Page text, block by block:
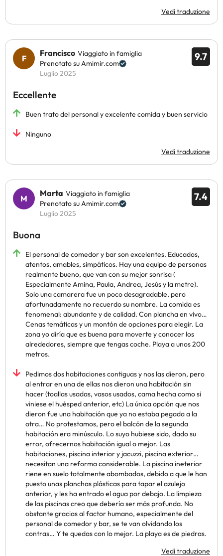
Vedi traduzione
9.7
Francisco Viaggiato in famiglia
Prenotato su Amimir.com
Luglio 2025
Eccellente
Buen trato del personal y excelente comida y buen servicio
Ninguno
Vedi traduzione
7.4
Marta Viaggiato in famiglia
Prenotato su Amimir.com
Luglio 2025
Buona
El personal de comedor y bar son excelentes. Educados,
atentos, amables, simpáticos. Hay una equipo de personas
realmente bueno, que van con su mejor sonrisa (
Especialmente Amina, Paula, Andrea, Jesús y la metre).
Solo una camarera fue un poco desagradable, pero
afortunadamente no recuerdo su nombre. La comida es
fenomenal: abundante y de calidad. Con plancha en vivo…
Cenas temáticas y un montón de opciones para elegir. La
zona yo diría que es buena para moverte y conocer los
alrededores, siempre que tengas coche. Playa a unos 200
metros.
Pedimos dos habitaciones contiguas y nos las dieron, pero
al entrar en una de ellas nos dieron una habitación sin
hacer (toallas usadas, vasos usados, cama hecha como si
viniese el huésped anterior, etc) La única opción que nos
dieron fue una habitación que ya no estaba pegada a la
otra… No protestamos, pero el balcón de la segunda
habitación era minúsculo. Lo suyo hubiese sido, dado su
error, ofrecernos habitación igual o mejor. Las
habitaciones, piscina interior y jacuzzi, piscina exterior…
necesitan una reforma considerable. La piscina ineterior
riene en suelo totalmente abombados, debido a que le han
puesto unas planchas plásticas para tapar el azulejo
anterior, y les ha entrado el agua por debajo. La limpieza
de las piscinas creo que debería ser más profunda. No
obstante gracias al factor humano, especialmente del
personal de comedor y bar, se te van olvidando los
contras… Y te quedas con lo mejor. La playa es de piedras.
Vedi traduzione